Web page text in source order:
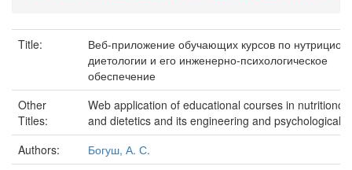
Title:
Веб-приложение обучающих курсов по
диетологии и его инженерно-психологическое
обеспечение
Other
Titles:
Web application of educational courses in
and dietetics and its engineering and psychological
Authors:
Богуш, А. С.